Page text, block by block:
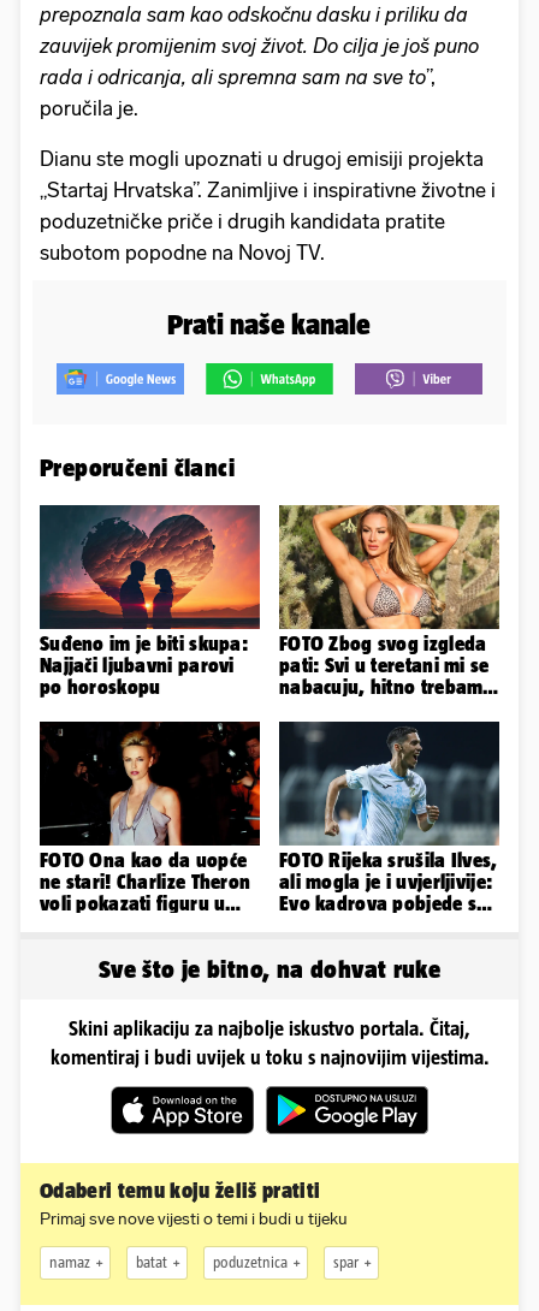
prepoznala sam kao odskočnu dasku i priliku da
zauvijek promijenim svoj život. Do cilja je još puno
rada i odricanja, ali spremna sam na sve to”,
poručila je.
Dianu ste mogli upoznati u drugoj emisiji projekta
„Startaj Hrvatska”. Zanimljive i inspirativne životne i
poduzetničke priče i drugih kandidata pratite
subotom popodne na Novoj TV.
Prati naše kanale
Preporučeni članci
Suđeno im je biti skupa:
Najjači ljubavni parovi
po horoskopu
FOTO Zbog svog izgleda
pati: Svi u teretani mi se
nabacuju, hitno trebam
FOTO Ona kao da uopće
ne stari! Charlize Theron
voli pokazati figuru u
FOTO Rijeka srušila Ilves,
ali mogla je i uvjerljivije:
Evo kadrova pobjede s
Sve što je bitno, na dohvat ruke
Skini aplikaciju za najbolje iskustvo portala. Čitaj,
komentiraj i budi uvijek u toku s najnovijim vijestima.
Odaberi temu koju želiš pratiti
Primaj sve nove vijesti o temi i budi u tijeku
namaz batat poduzetnica spar